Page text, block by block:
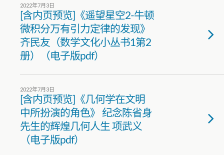
2022年7月3日
[含内页预览]《遥望星空2-牛顿
微积分万有引力定律的发现》
齐民友（数学文化小丛书1第2
册）（电子版pdf）
2022年7月3日
[含内页预览]《几何学在文明
中所扮演的角色》 纪念陈省身
先生的辉煌几何人生 项武义
（电子版pdf）